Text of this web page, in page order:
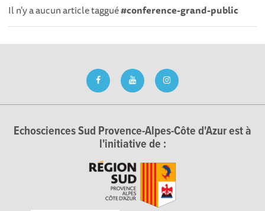
Il n'y a aucun article taggué#conference-grand-public
Echosciences Sud Provence-Alpes-Côte d'Azur est à
l'initiative de :